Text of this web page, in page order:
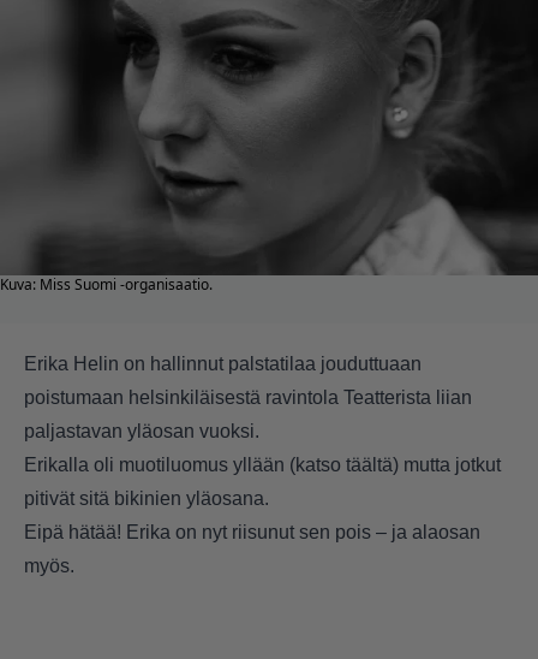
Kuva: Miss Suomi -organisaatio.
Erika Helin on hallinnut palstatilaa jouduttuaan
poistumaan helsinkiläisestä ravintola Teatterista liian
paljastavan yläosan vuoksi.
Erikalla oli muotiluomus yllään (katso täältä) mutta jotkut
pitivät sitä bikinien yläosana.
Eipä hätää! Erika on nyt riisunut sen pois – ja alaosan
myös.